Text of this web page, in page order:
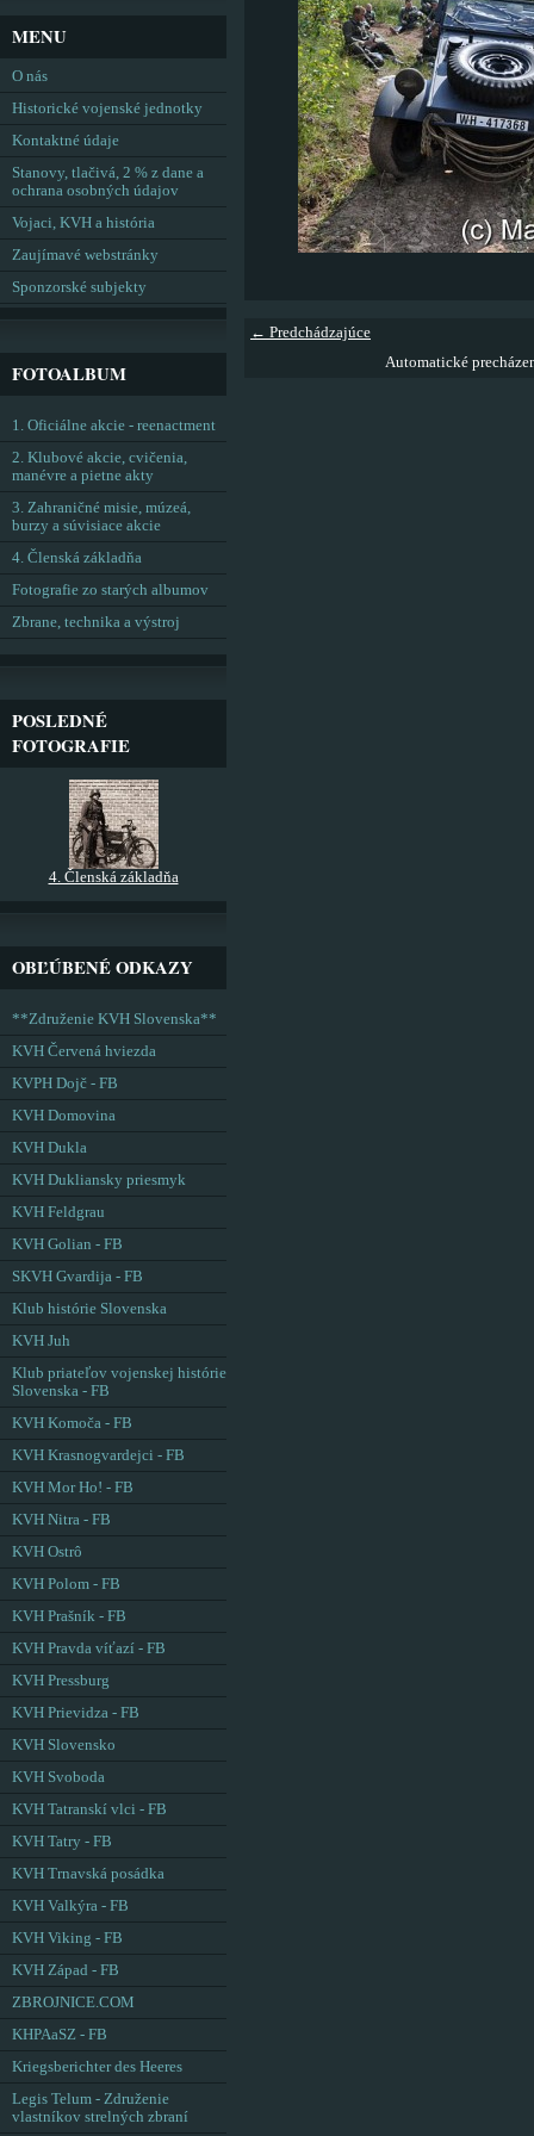
← Predchádzajúce
Automatické
MENU
O nás
Historické vojenské jednotky
Kontaktné údaje
Stanovy, tlačivá, 2 % z dane a
ochrana osobných údajov
Vojaci, KVH a história
Zaujímavé webstránky
Sponzorské subjekty
FOTOALBUM
1. Oficiálne akcie - reenactment
2. Klubové akcie, cvičenia,
manévre a pietne akty
3. Zahraničné misie, múzeá,
burzy a súvisiace akcie
4. Členská základňa
Fotografie zo starých albumov
Zbrane, technika a výstroj
POSLEDNÉ
FOTOGRAFIE
4. Členská základňa
OBĽÚBENÉ ODKAZY
**Združenie KVH Slovenska**
KVH Červená hviezda
KVPH Dojč - FB
KVH Domovina
KVH Dukla
KVH Dukliansky priesmyk
KVH Feldgrau
KVH Golian - FB
SKVH Gvardija - FB
Klub histórie Slovenska
KVH Juh
Klub priateľov vojenskej histórie
Slovenska - FB
KVH Komoča - FB
KVH Krasnogvardejci - FB
KVH Mor Ho! - FB
KVH Nitra - FB
KVH Ostrô
KVH Polom - FB
KVH Prašník - FB
KVH Pravda víťazí - FB
KVH Pressburg
KVH Prievidza - FB
KVH Slovensko
KVH Svoboda
KVH Tatranskí vlci - FB
KVH Tatry - FB
KVH Trnavská posádka
KVH Valkýra - FB
KVH Viking - FB
KVH Západ - FB
ZBROJNICE.COM
KHPAaSZ - FB
Kriegsberichter des Heeres
Legis Telum - Združenie
vlastníkov strelných zbraní